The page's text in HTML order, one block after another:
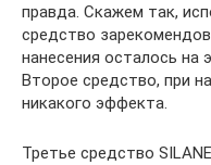
правда. Скажем так,
средство
нанесения осталось на
Второе средство, при
никакого эффекта.
Третье средство